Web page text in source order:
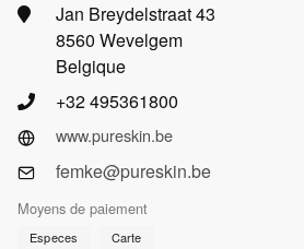
Jan Breydelstraat 43
8560 Wevelgem
Belgique
+32 495361800
www.pureskin.be
femke@pureskin.be
Moyens de paiement
Especes Carte